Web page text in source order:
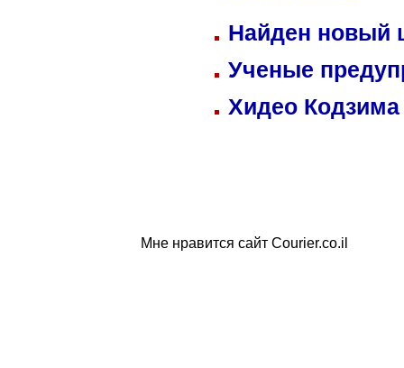
Найден
Ученые
Хидео
Мне нравится сайт Courier.co.il